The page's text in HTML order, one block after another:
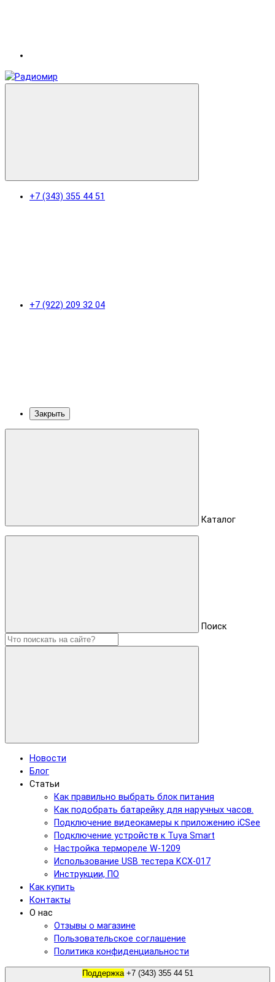
+7 (343) 355 44 51
+7 (922) 209 32 04
Закрыть
Каталог
Поиск
Новости
Блог
Статьи
Как правильно выбрать блок питания
Как подобрать батарейку для наручных часов.
Подключение видеокамеры к приложению iCSee
Подключение устройств к Tuya Smart
Настройка термореле W-1209
Использование USB тестера KCX-017
Инструкции, ПО
Как купить
Контакты
О нас
Отзывы о магазине
Пользовательское соглашение
Политика конфиденциальности
Поддержка +7 (343) 355 44 51